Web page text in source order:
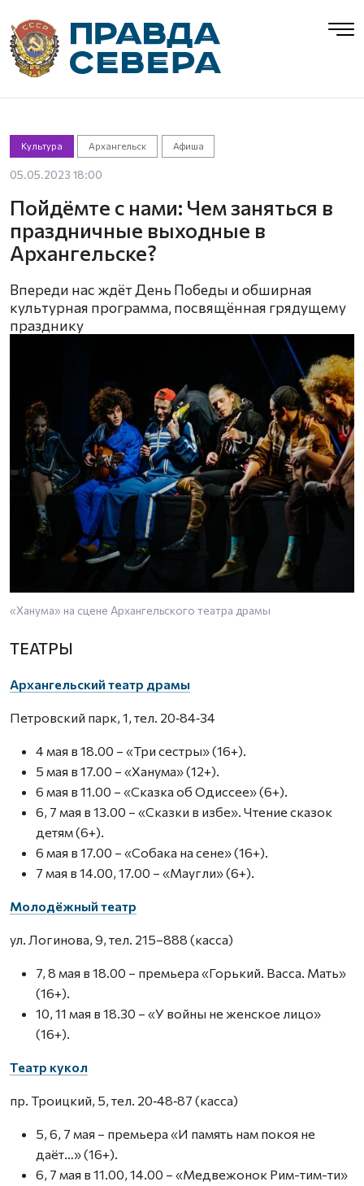
Культура Архангельск Афиша
05.05.2023 18:00
Пойдёмте с нами: Чем заняться в
праздничные выходные в
Архангельске?
Впереди нас ждёт День Победы и обширная
культурная программа, посвящённая грядущему
празднику
«Ханума» на сцене Архангельского театра драмы
ТЕАТРЫ
Архангельский театр драмы
Петровский парк, 1, тел. 20‑84‑34
4 мая в 18.00 – «Три сестры» (16+).
5 мая в 17.00 – «Ханума» (12+).
6 мая в 11.00 – «Сказка об Одиссее» (6+).
6, 7 мая в 13.00 – «Сказки в избе». Чтение сказок
детям (6+).
6 мая в 17.00 – «Собака на сене» (16+).
7 мая в 14.00, 17.00 – «Маугли» (6+).
Молодёжный театр
ул. Логинова, 9, тел. 215–888 (касса)
7, 8 мая в 18.00 – премьера «Горький. Васса. Мать»
(16+).
10, 11 мая в 18.30 – «У войны не женское лицо»
(16+).
Театр кукол
пр. Троицкий, 5, тел. 20‑48‑87 (касса)
5, 6, 7 мая – премьера «И память нам покоя не
даёт…» (16+).
6, 7 мая в 11.00, 14.00 – «Медвежонок Рим-тим-ти»